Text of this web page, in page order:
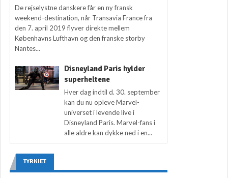
De rejselystne danskere får en ny fransk
weekend-destination, når Transavia France fra
den 7. april 2019 flyver direkte mellem
Københavns Lufthavn og den franske storby
Nantes...
Disneyland Paris hylder
superheltene
Hver dag indtil d. 30. september
kan du nu opleve Marvel-
universet i levende live i
Disneyland Paris. Marvel-fans i
alle aldre kan dykke ned i en...
TYRKIET